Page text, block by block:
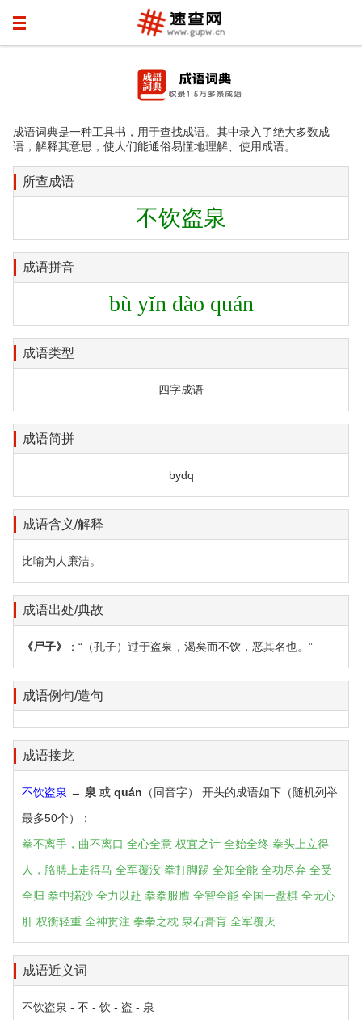
成语词典是一种工具书，用于查找成语。其中录入了绝大多数成
语，解释其意思，使人们能通俗易懂地理解、使用成语。
所查成语
不饮盗泉
成语拼音
bù yǐn dào quán
成语类型
四字成语
成语简拼
bydq
成语含义/解释
比喻为人廉洁。
成语出处/典故
《尸子》 ：“（孔子）过于盗泉，渴矣而不饮，恶其名也。”
成语例句/造句
成语接龙
不饮盗泉 → 泉 或 quán （同音字） 开头的成语如下（随机列举
最多50个）：
拳不离手，曲不离口 全心全意 权宜之计 全始全终 拳头上立得
人，胳膊上走得马 全军覆没 拳打脚踢 全知全能 全功尽弃 全受
全归 拳中掿沙 全力以赴 拳拳服膺 全智全能 全国一盘棋 全无心
肝 权衡轻重 全神贯注 拳拳之枕 泉石膏肓 全军覆灭
成语近义词
不饮盗泉 - 不 - 饮 - 盗 - 泉